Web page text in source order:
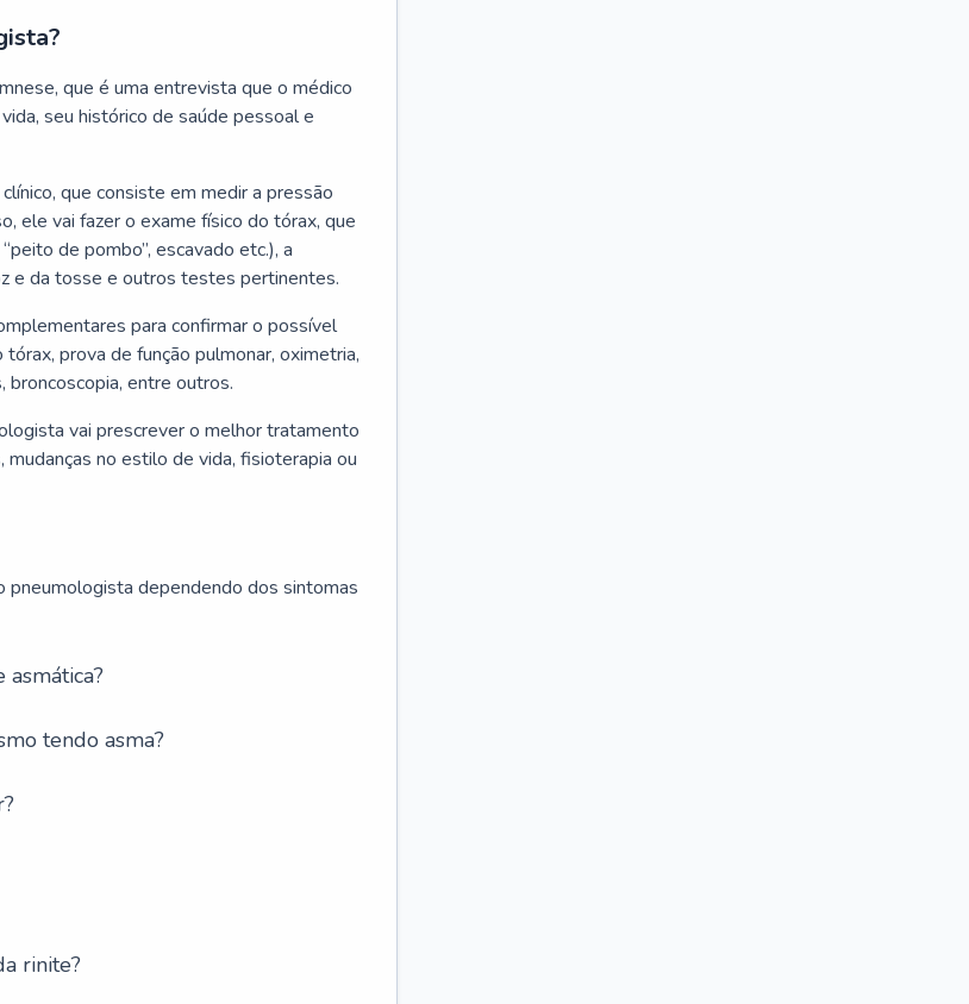
que é uma entrevista que o médico
seu histórico de saúde pessoal e
que consiste em medir a pressão
ele vai fazer o exame físico do tórax, que
de pombo”, escavado etc.), a
e da tosse e outros testes pertinentes.
para confirmar o possível
prova de função pulmonar, oximetria,
broncoscopia, entre outros.
vai prescrever o melhor tratamento
no estilo de vida, fisioterapia ou
dependendo dos sintomas
tendo asma?
rinite?